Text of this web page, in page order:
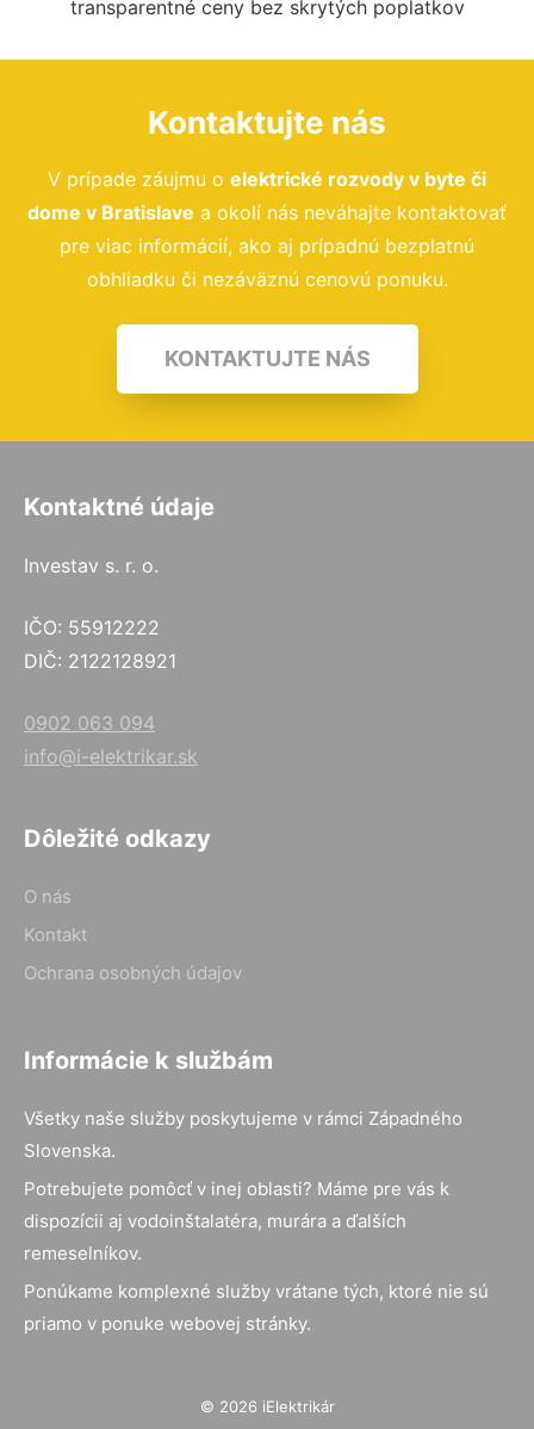
transparentné ceny bez skrytých poplatkov
Kontaktujte nás
V prípade záujmu o elektrické rozvody v byte či
dome v Bratislave a okolí nás neváhajte kontaktovať
pre viac informácií, ako aj prípadnú bezplatnú
obhliadku či nezáväznú cenovú ponuku.
KONTAKTUJTE NÁS
Kontaktné údaje
Investav s. r. o.
IČO: 55912222
DIČ: 2122128921
0902 063 094
info@i-elektrikar.sk
Dôležité odkazy
O nás
Kontakt
Ochrana osobných údajov
Informácie k službám
Všetky naše služby poskytujeme v rámci Západného
Slovenska.
Potrebujete pomôcť v inej oblasti? Máme pre vás k
dispozícii aj vodoinštalatéra, murára a ďalších
remeselníkov.
Ponúkame komplexné služby vrátane tých, ktoré nie sú
priamo v ponuke webovej stránky.
© 2026 iElektrikár